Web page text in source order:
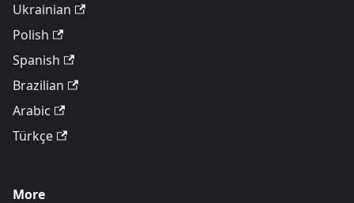
Ukrainian
Polish
Spanish
Brazilian
Arabic
Türkçe
More